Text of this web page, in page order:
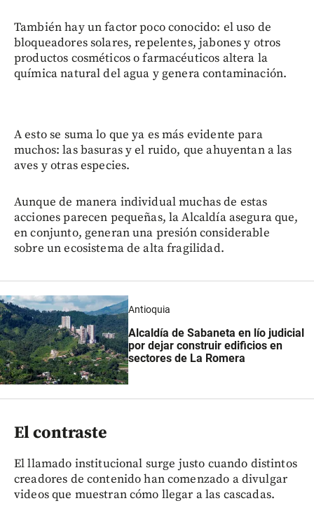
También hay un factor poco conocido: el uso de
bloqueadores solares, repelentes, jabones y otros
productos cosméticos o farmacéuticos altera la
química natural del agua y genera contaminación.
A esto se suma lo que ya es más evidente para
muchos: las basuras y el ruido, que ahuyentan a las
aves y otras especies.
Aunque de manera individual muchas de estas
acciones parecen pequeñas, la Alcaldía asegura que,
en conjunto, generan una presión considerable
sobre un ecosistema de alta fragilidad.
Antioquia
Alcaldía de Sabaneta en lío judicial
por dejar construir edificios en
sectores de La Romera
El contraste
El llamado institucional surge justo cuando distintos
creadores de contenido han comenzado a divulgar
videos que muestran cómo llegar a las cascadas.